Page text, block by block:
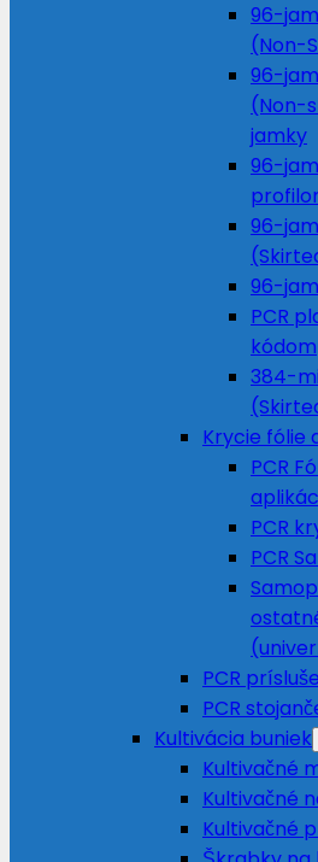
96-
(Non-
96-
(Non-
jamky
96-
96-
96-
PCR
kódom
384-
Krycie fólie
PCR
PCR
PCR
PCR
PCR
Kultivácia buniek
Kultivačné
Kultivačné
Kultivačné